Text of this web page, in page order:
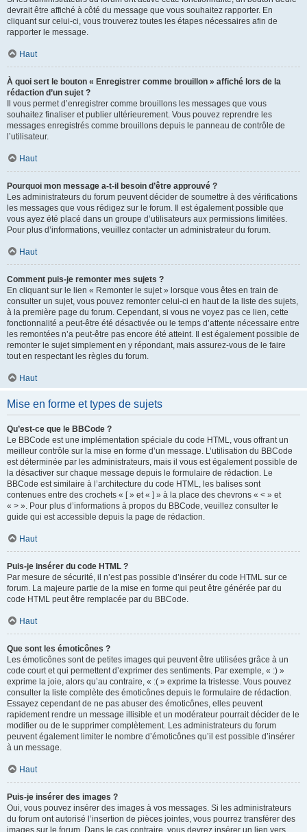
devrait être affiché à côté du message que vous souhaitez rapporter. En
cliquant sur celui-ci, vous trouverez toutes les étapes nécessaires afin de
rapporter le message.
Haut
À quoi sert le bouton « Enregistrer comme brouillon » affiché lors de la
rédaction d’un sujet ?
Il vous permet d’enregistrer comme brouillons les messages que vous
souhaitez finaliser et publier ultérieurement. Vous pouvez reprendre les
messages enregistrés comme brouillons depuis le panneau de contrôle de
l’utilisateur.
Haut
Pourquoi mon message a-t-il besoin d’être approuvé ?
Les administrateurs du forum peuvent décider de soumettre à des vérifications
les messages que vous rédigez sur le forum. Il est également possible que
vous ayez été placé dans un groupe d’utilisateurs aux permissions limitées.
Pour plus d’informations, veuillez contacter un administrateur du forum.
Haut
Comment puis-je remonter mes sujets ?
En cliquant sur le lien « Remonter le sujet » lorsque vous êtes en train de
consulter un sujet, vous pouvez remonter celui-ci en haut de la liste des sujets,
à la première page du forum. Cependant, si vous ne voyez pas ce lien, cette
fonctionnalité a peut-être été désactivée ou le temps d’attente nécessaire entre
les remontées n’a peut-être pas encore été atteint. Il est également possible de
remonter le sujet simplement en y répondant, mais assurez-vous de le faire
tout en respectant les règles du forum.
Haut
Mise en forme et types de sujets
Qu’est-ce que le BBCode ?
Le BBCode est une implémentation spéciale du code HTML, vous offrant un
meilleur contrôle sur la mise en forme d’un message. L’utilisation du BBCode
est déterminée par les administrateurs, mais il vous est également possible de
la désactiver sur chaque message depuis le formulaire de rédaction. Le
BBCode est similaire à l’architecture du code HTML, les balises sont
contenues entre des crochets « [ » et « ] » à la place des chevrons « < » et
« > ». Pour plus d’informations à propos du BBCode, veuillez consulter le
guide qui est accessible depuis la page de rédaction.
Haut
Puis-je insérer du code HTML ?
Par mesure de sécurité, il n’est pas possible d’insérer du code HTML sur ce
forum. La majeure partie de la mise en forme qui peut être générée par du
code HTML peut être remplacée par du BBCode.
Haut
Que sont les émoticônes ?
Les émoticônes sont de petites images qui peuvent être utilisées grâce à un
code court et qui permettent d’exprimer des sentiments. Par exemple, « :) »
exprime la joie, alors qu’au contraire, « :( » exprime la tristesse. Vous pouvez
consulter la liste complète des émoticônes depuis le formulaire de rédaction.
Essayez cependant de ne pas abuser des émoticônes, elles peuvent
rapidement rendre un message illisible et un modérateur pourrait décider de le
modifier ou de le supprimer complètement. Les administrateurs du forum
peuvent également limiter le nombre d’émoticônes qu’il est possible d’insérer
à un message.
Haut
Puis-je insérer des images ?
Oui, vous pouvez insérer des images à vos messages. Si les administrateurs
du forum ont autorisé l’insertion de pièces jointes, vous pourrez transférer des
images sur le forum. Dans le cas contraire, vous devrez insérer un lien vers